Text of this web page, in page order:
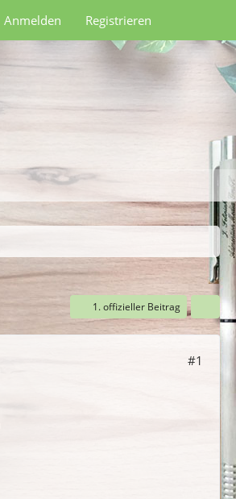
Anmelden Registrieren
1. offizieller Beitrag
#1